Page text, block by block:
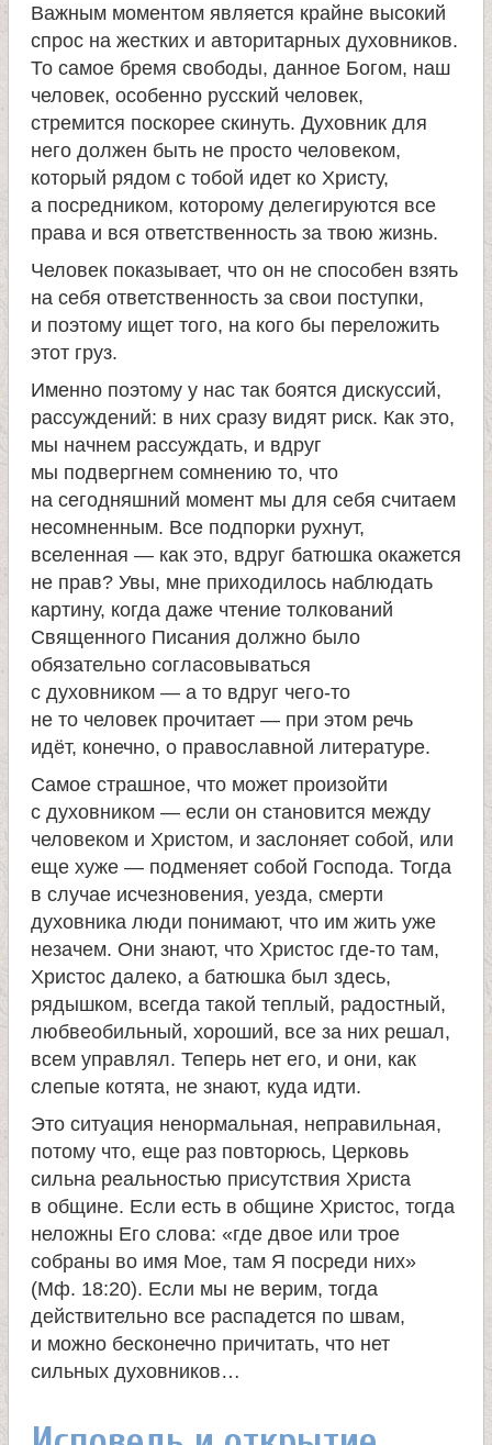
Важным моментом является крайне высокий
спрос на жестких и авторитарных духовников.
То самое бремя свободы, данное Богом, наш
человек, особенно русский человек,
стремится поскорее скинуть. Духовник для
него должен быть не просто человеком,
который рядом с тобой идет ко Христу,
а посредником, которому делегируются все
права и вся ответственность за твою жизнь.
Человек показывает, что он не способен взять
на себя ответственность за свои поступки,
и поэтому ищет того, на кого бы переложить
этот груз.
Именно поэтому у нас так боятся дискуссий,
рассуждений: в них сразу видят риск. Как это,
мы начнем рассуждать, и вдруг
мы подвергнем сомнению то, что
на сегодняшний момент мы для себя считаем
несомненным. Все подпорки рухнут,
вселенная — как это, вдруг батюшка окажется
не прав? Увы, мне приходилось наблюдать
картину, когда даже чтение толкований
Священного Писания должно было
обязательно согласовываться
с духовником — а то вдруг чего-то
не то человек прочитает — при этом речь
идёт, конечно, о православной литературе.
Самое страшное, что может произойти
с духовником — если он становится между
человеком и Христом, и заслоняет собой, или
еще хуже — подменяет собой Господа. Тогда
в случае исчезновения, уезда, смерти
духовника люди понимают, что им жить уже
незачем. Они знают, что Христос где-то там,
Христос далеко, а батюшка был здесь,
рядышком, всегда такой теплый, радостный,
любвеобильный, хороший, все за них решал,
всем управлял. Теперь нет его, и они, как
слепые котята, не знают, куда идти.
Это ситуация ненормальная, неправильная,
потому что, еще раз повторюсь, Церковь
сильна реальностью присутствия Христа
в общине. Если есть в общине Христос, тогда
неложны Его слова: «где двое или трое
собраны во имя Мое, там Я посреди них»
(Мф. 18:20). Если мы не верим, тогда
действительно все распадется по швам,
и можно бесконечно причитать, что нет
сильных духовников…